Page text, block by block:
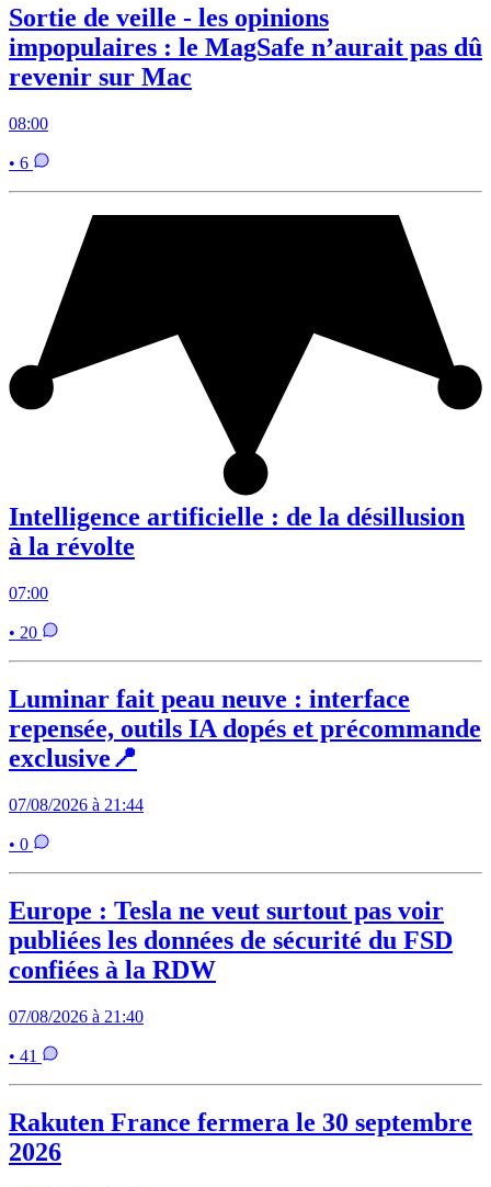
Sortie de veille - les opinions
impopulaires : le MagSafe n’aurait pas dû
revenir sur Mac
08:00
• 6
Intelligence artificielle : de la désillusion
à la révolte
07:00
• 20
Luminar fait peau neuve : interface
repensée, outils IA dopés et précommande
exclusive📍
07/08/2026 à 21:44
• 0
Europe : Tesla ne veut surtout pas voir
publiées les données de sécurité du FSD
confiées à la RDW
07/08/2026 à 21:40
• 41
Rakuten France fermera le 30 septembre
2026